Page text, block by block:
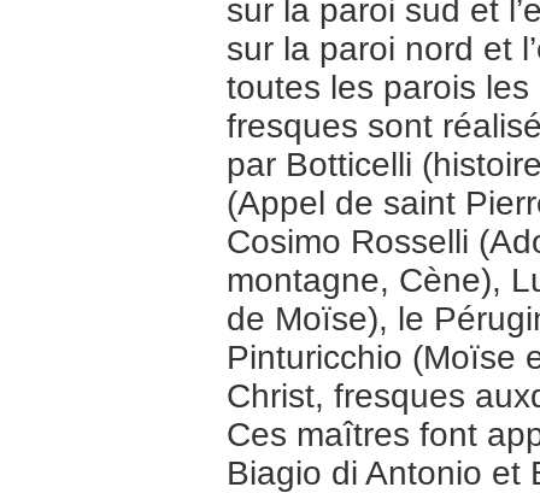
sur la paroi sud et
sur la paroi nord et
toutes les parois
fresques sont
par Botticelli
(Appel de saint
Cosimo Rosselli
montagne, Cène),
de Moïse), le
Pinturicchio (Moïse
Christ, fresques
Ces maîtres font
Biagio di Antonio et